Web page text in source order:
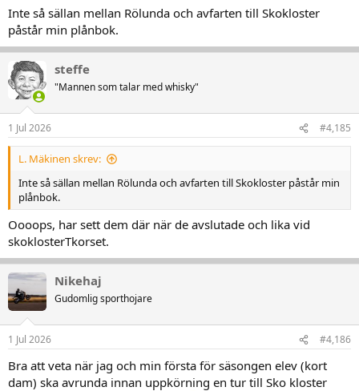
Inte så sällan mellan Rölunda och avfarten till Skokloster
påstår min plånbok.
steffe
"Mannen som talar med whisky"
1 Jul 2026 #4,185
L. Mäkinen skrev:
Inte så sällan mellan Rölunda och avfarten till Skokloster påstår min
plånbok.
Oooops, har sett dem där när de avslutade och lika vid
skoklosterTkorset.
Nikehaj
Gudomlig sporthojare
1 Jul 2026 #4,186
Bra att veta när jag och min första för säsongen elev (kort
dam) ska avrunda innan uppkörning en tur till Sko kloster